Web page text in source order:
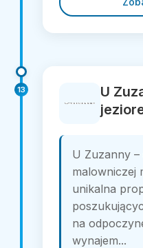
13
U
U Zuzanny
malowniczej
unikalna
na
wynajem...